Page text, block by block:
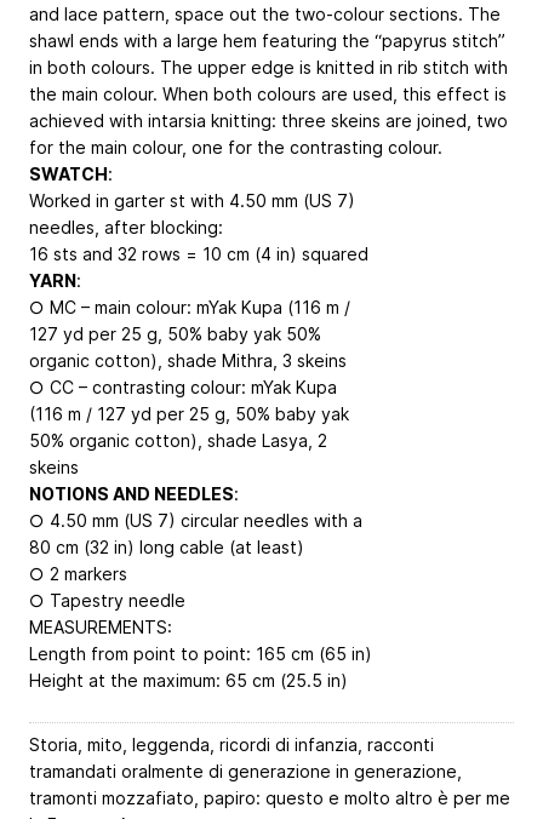
and lace pattern, space out the two-colour sections. The
shawl ends with a large hem featuring the “papyrus stitch”
in both colours. The upper edge is knitted in rib stitch with
the main colour. When both colours are used, this effect is
achieved with intarsia knitting: three skeins are joined, two
for the main colour, one for the contrasting colour.
SWATCH:
Worked in garter st with 4.50 mm (US 7)
needles, after blocking:
16 sts and 32 rows = 10 cm (4 in) squared
YARN:
○ MC – main colour: mYak Kupa (116 m /
127 yd per 25 g, 50% baby yak 50%
organic cotton), shade Mithra, 3 skeins
○ CC – contrasting colour: mYak Kupa
(116 m / 127 yd per 25 g, 50% baby yak
50% organic cotton), shade Lasya, 2
skeins
NOTIONS AND NEEDLES:
○ 4.50 mm (US 7) circular needles with a
80 cm (32 in) long cable (at least)
○ 2 markers
○ Tapestry needle
MEASUREMENTS:
Length from point to point: 165 cm (65 in)
Height at the maximum: 65 cm (25.5 in)
Storia, mito, leggenda, ricordi di infanzia, racconti
tramandati oralmente di generazione in generazione,
tramonti mozzafiato, papiro: questo e molto altro è per me